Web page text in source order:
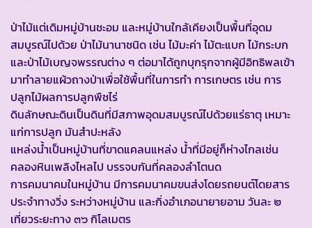
ป่าไม้แต่เดิมหมู่บ้านชะอม และหมู่บ้านใกล้เคียงเป็นพื้นที่อุดม
สมบูรณ์ไปด้วย ป่าไม้นานาชนิด เช่น ไม้มะค่า ไม้ตะแบก ไม้กระบก
และป่าไม้เบญจพรรณต่าง ๆ ต่อมาได้ถูกบุกรุกจากผู้มีอิทธิพลเข้า
มาทำลายแผ้วถางป่าเพื่อใช้พื้นที่ในการทำ การเกษตร เช่น การ
ปลูกไม้ผลการปลูกพืชไร่
ดินลักษณะดินเป็นดินที่มีสภาพอุดมสมบูรณ์ไปด้วยแร่ธาตุ เหมาะ
แก่การปลูก มันสำปะหลัง
แหล่งน้ำเป็นหมู่บ้านที่ขาดแคลนแหล่ง น้ำที่มีอยู่ก็ห่างไกลเช่น
คลองหินเพลิงไหลไป บรรจบกันที่คลองลำโตนด
การคมนาคมในหมู่บ้าน มีการคมนาคมขนส่งโดยรถยนต์โดยสาร
ประจำทางวิ่ง ระหว่างหมู่บ้าน และกิ่งอำเภอนายายอาม วันละ ๒
เที่ยวระยะทาง ๓๖ กิโลเมตร